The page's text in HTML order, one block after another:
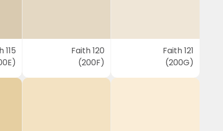
115
Faith 120
(200F)
Faith 121
(200G)